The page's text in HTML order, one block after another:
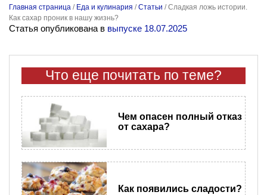
Главная страница / Еда и кулинария /Статьи /Сладкая ложь истории.
Как сахар проник в нашу жизнь?
Статья опубликована в выпуске 18.07.2025
Что еще почитать по теме?
Чем опасен полный отказ
от сахара?
Как появились сладости?